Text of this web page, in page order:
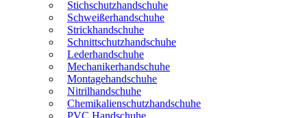
Stichschutzhandschuhe
Schweißerhandschuhe
Strickhandschuhe
Schnittschutzhandschuhe
Lederhandschuhe
Mechanikerhandschuhe
Montagehandschuhe
Nitrilhandschuhe
Chemikalienschutzhandschuhe
PVC Handschuhe